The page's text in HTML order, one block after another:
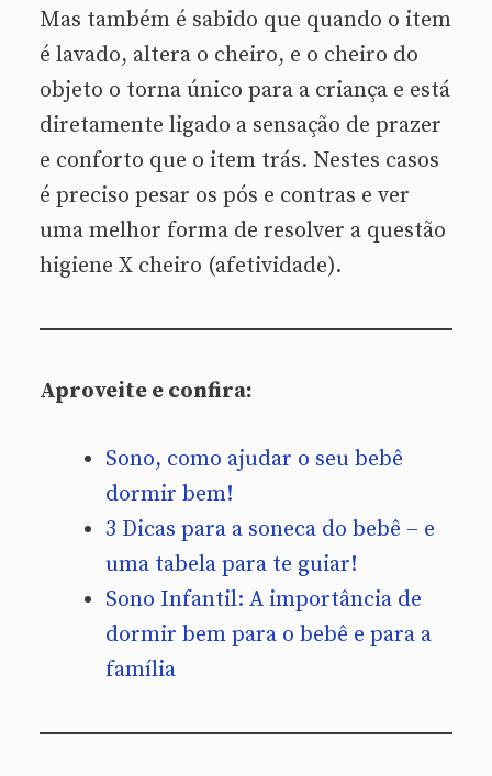
Mas também é sabido que quando o item
é lavado, altera o cheiro, e o cheiro do
objeto o torna único para a criança e está
diretamente ligado a sensação de prazer
e conforto que o item trás. Nestes casos
é preciso pesar os pós e contras e ver
uma melhor forma de resolver a questão
higiene X cheiro (afetividade).
Aproveite e confira:
Sono, como ajudar o seu bebê
dormir bem!
3 Dicas para a soneca do bebê – e
uma tabela para te guiar!
Sono Infantil: A importância de
dormir bem para o bebê e para a
família